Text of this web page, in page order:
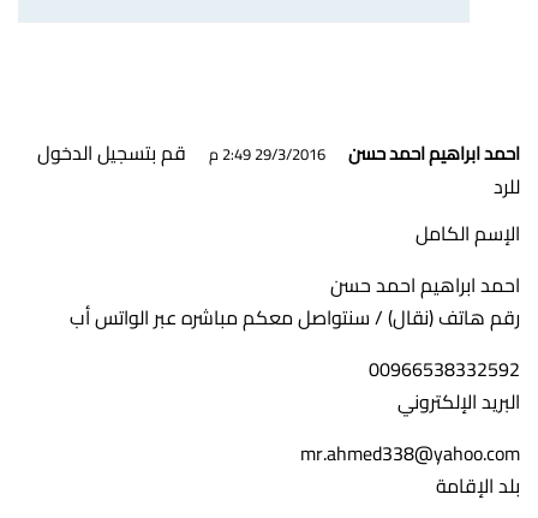
احمد ابراهيم احمد حسن 29/3/2016 2:49 م
قم بتسجيل الدخول
للرد
الإسم الكامل
احمد ابراهيم احمد حسن
رقم هاتف (نقال) / سنتواصل معكم مباشره عبر الواتس أب
00966538332592
البريد الإلكتروني
mr.ahmed338@yahoo.com
بلد الإقامة